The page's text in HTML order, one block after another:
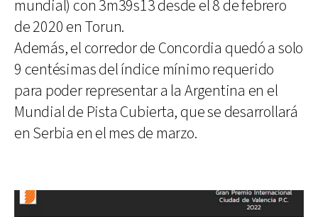
mundial) con 3m39s13 desde el 8 de febrero
de 2020 en Torun.
Además, el corredor de Concordia quedó a solo
9 centésimas del índice mínimo requerido
para poder representar a la Argentina en el
Mundial de Pista Cubierta, que se desarrollará
en Serbia en el mes de marzo.